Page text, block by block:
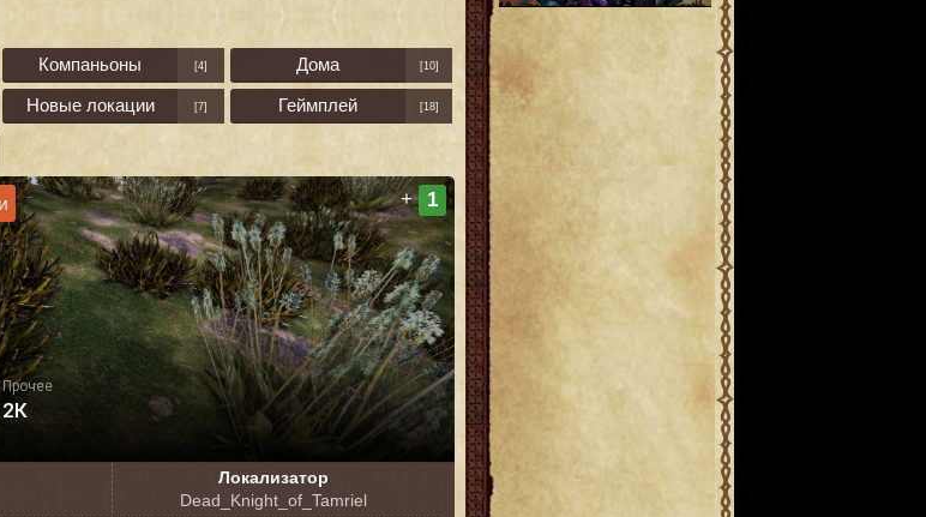
Компаньоны [4] Дома [10]
Новые локации [7] Геймплей [18]
Прочее
2К
+ 1
Локализатор
Dead_Knight_of_Tamriel